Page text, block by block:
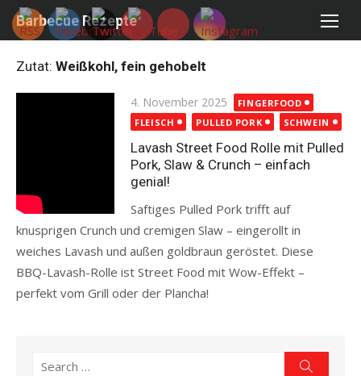
Skip
Barbecue Rezepte
Zutat: Weißkohl, fein gehobelt
Posted
on
4. November 2025
FINGERFOOD
FLEISCH
PULLED PORK SCHWEIN
Lavash Street Food Rolle mit Pulled
Pork, Slaw & Crunch – einfach
genial!
Saftiges Pulled Pork trifft auf
knusprigen Crunch und cremigen Slaw – eingerollt in
weiches Lavash und außen goldbraun geröstet. Diese
BBQ-Lavash-Rolle ist Street Food mit Wow-Effekt –
perfekt vom Grill oder der Plancha!
Search